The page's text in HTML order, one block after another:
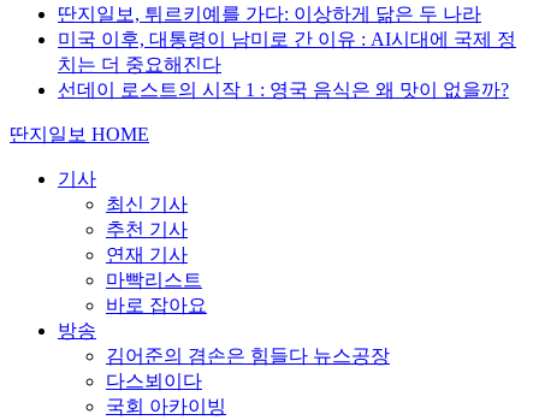
딴지일보, 튀르키예를 가다: 이상하게 닮은 두 나라
미국 이후, 대통령이 남미로 간 이유 : AI시대에 국제 정
치는 더 중요해진다
선데이 로스트의 시작 1 : 영국 음식은 왜 맛이 없을까?
딴지일보 HOME
기사
최신 기사
추천 기사
연재 기사
마빡리스트
바로 잡아요
방송
김어준의 겸손은 힘들다 뉴스공장
다스뵈이다
국회 아카이빙